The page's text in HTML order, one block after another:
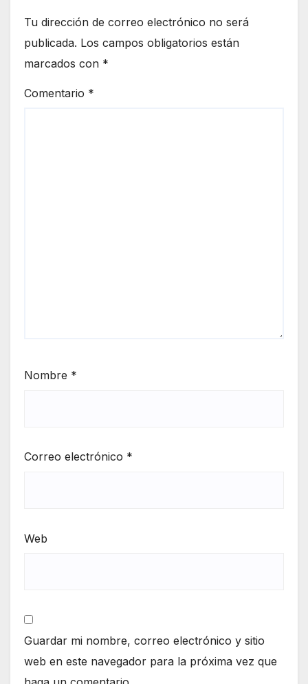
Tu dirección de correo electrónico no será
publicada. Los campos obligatorios están
marcados con *
Comentario *
Nombre *
Correo electrónico *
Web
Guardar mi nombre, correo electrónico y sitio
web en este navegador para la próxima vez que